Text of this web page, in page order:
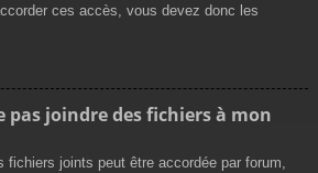
ces accès, vous devez donc les
pas joindre des fichiers à mon
fichiers joints peut être accordée par forum,